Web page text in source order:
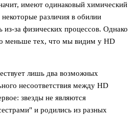
имеют одинаковый химический
различия в обилии
из-за физических процессов. Однако
меньше тех, что мы видим у HD
лишь два возможных
несоответствия между HD
звезды не являются
и родились из разных